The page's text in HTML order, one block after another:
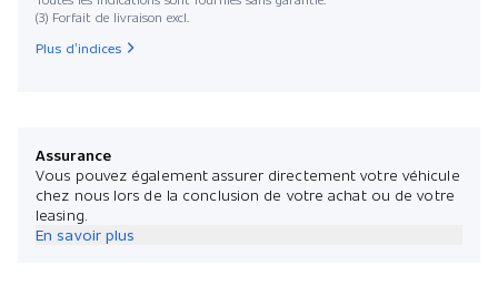
(3) Forfait de livraison excl.
Plus d’indices
Assurance
Vous pouvez également assurer directement votre véhicule
chez nous lors de la conclusion de votre achat ou de votre
leasing.
En savoir plus